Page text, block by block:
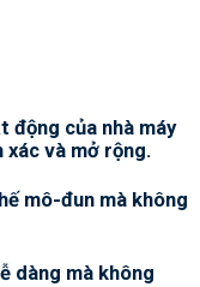
động của nhà máy
xác và mở rộng.
mô-đun mà không
dàng mà không